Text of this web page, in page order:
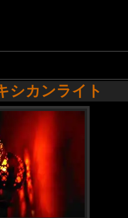
シカンライト